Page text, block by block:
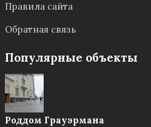
Правила сайта
Обратная связь
Популярные объекты
Роддом Грауэрмана